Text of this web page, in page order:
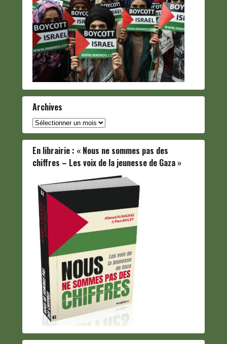
Archives
Archives
En librairie : « Nous ne sommes pas des
chiffres – Les voix de la jeunesse de Gaza »